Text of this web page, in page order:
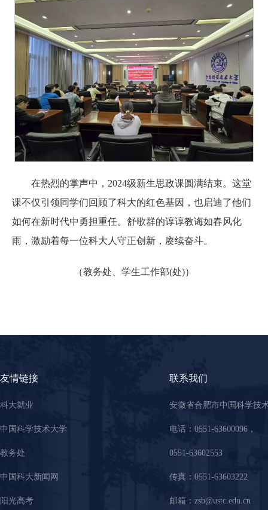
在热烈的掌声中，2024级新生思政课圆满结束。这堂
课不仅引领同学们回顾了科大的红色基因，也启迪了他们
如何在新时代中勇担重任。舒歌群的谆谆教诲如春风化
雨，激励着每一位科大人守正创新，赓续奋斗。
（教务处、学生工作部(处)）
友情链接
科大就业
中国科学技术大学
教务处
中国科大新闻网
阳光高考
联系我们
安徽省合肥市中国科学技
电话：0551-63600096，
0551-63602553
传真：0551-63603222
邮箱：zsb@ustc.edu.cn